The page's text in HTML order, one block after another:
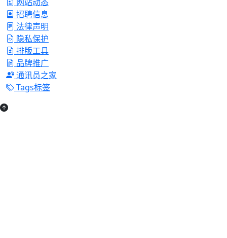
招聘信息
法律声明
隐私保护
排版工具
品牌推广
通讯员之家
Tags标签